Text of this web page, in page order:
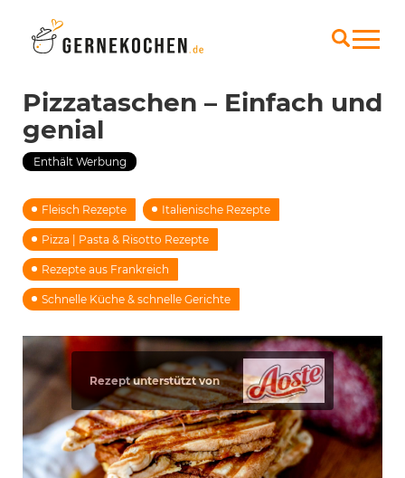
Pizzataschen – Einfach und
genial
Enthält Werbung
Fleisch Rezepte Italienische Rezepte
Pizza | Pasta & Risotto Rezepte
Rezepte aus Frankreich
Schnelle Küche & schnelle Gerichte
Rezept unterstützt von